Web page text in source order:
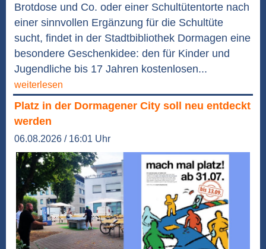
Brotdose und Co. oder einer Schultütentorte nach
einer sinnvollen Ergänzung für die Schultüte
sucht, findet in der Stadtbibliothek Dormagen eine
besondere Geschenkidee: den für Kinder und
Jugendliche bis 17 Jahren kostenlosen...
weiterlesen
Platz in der Dormagener City soll neu entdeckt
werden
06.08.2026 / 16:01 Uhr